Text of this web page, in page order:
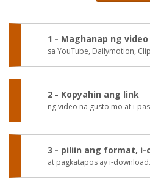
1 - Maghanap ng video
sa YouTube, Dailymotion,
2 - Kopyahin ang link
ng video na gusto mo at i-
3 - piliin ang format, i-
at pagkatapos ay i-download.